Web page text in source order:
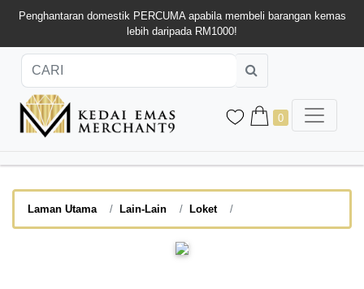
Penghantaran domestik PERCUMA apabila membeli barangan kemas
lebih daripada RM1000!
0
Laman Utama Lain-Lain Loket